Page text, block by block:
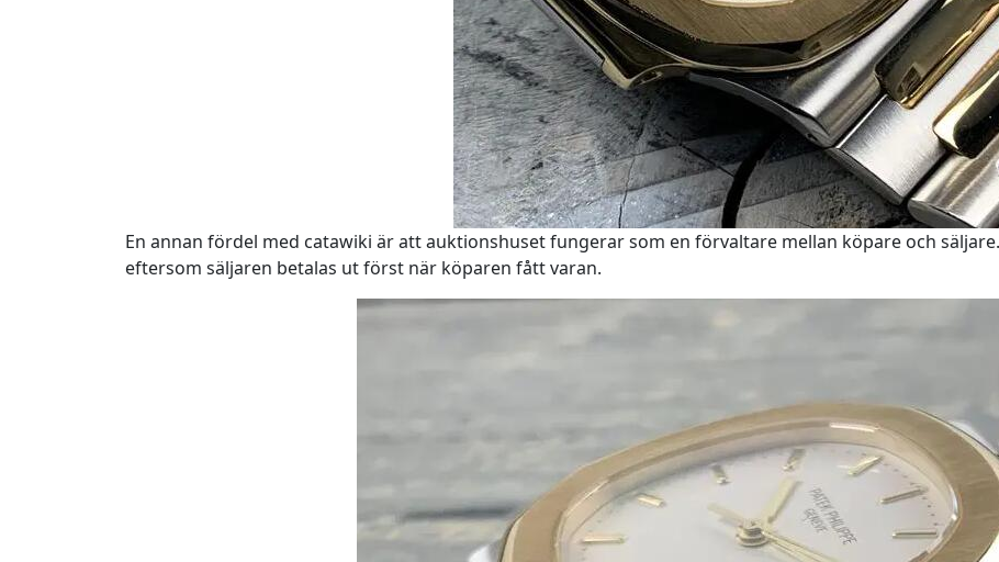
En annan fördel med catawiki är att auktionshuset fungerar som en förvaltare mellan köpare och
eftersom säljaren betalas ut först när köparen fått varan.